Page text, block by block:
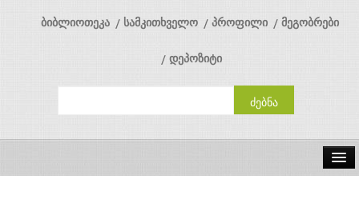
ბიბლიოთეკა სამკითხველო პროფილი მეგობრები
დეპოზიტი